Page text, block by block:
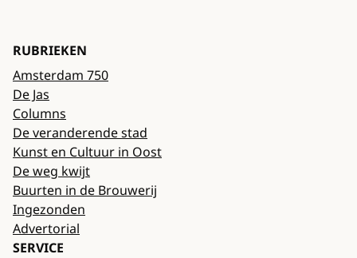
RUBRIEKEN
Amsterdam 750
De Jas
Columns
De veranderende stad
Kunst en Cultuur in Oost
De weg kwijt
Buurten in de Brouwerij
Ingezonden
Advertorial
SERVICE